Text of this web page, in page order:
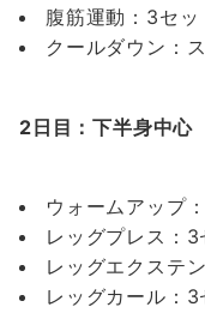
腹筋運動：3セッ
クールダウン：
2日目：下半身中心
ウォームアップ
レッグプレス：
レッグエクステ
レッグカール：